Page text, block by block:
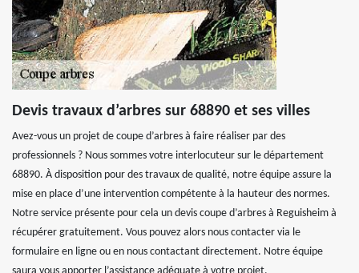
Devis travaux d’arbres sur 68890 et ses villes
Avez-vous un projet de coupe d’arbres à faire réaliser par des
professionnels ? Nous sommes votre interlocuteur sur le département
68890. À disposition pour des travaux de qualité, notre équipe assure la
mise en place d’une intervention compétente à la hauteur des normes.
Notre service présente pour cela un devis coupe d’arbres à Reguisheim à
récupérer gratuitement. Vous pouvez alors nous contacter via le
formulaire en ligne ou en nous contactant directement. Notre équipe